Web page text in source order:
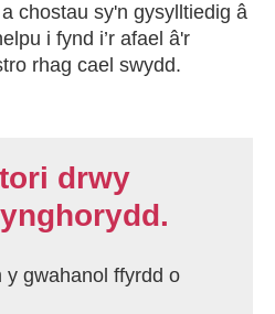
chostau sy'n gysylltiedig â
i fynd i’r afael â'r
rhag cael swydd.
drwy
y gwahanol ffyrdd o